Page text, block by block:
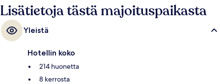
Lisätietoja tästä majoituspaikasta
Yleistä
Hotellin koko
214 huonetta
8 kerrosta